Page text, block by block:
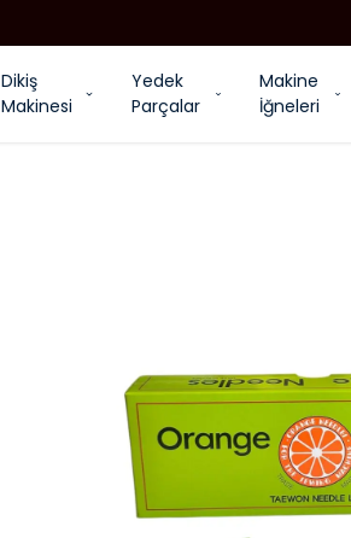
Dikiş
Makinesi
Yedek
Parçalar
Makine
İğneleri